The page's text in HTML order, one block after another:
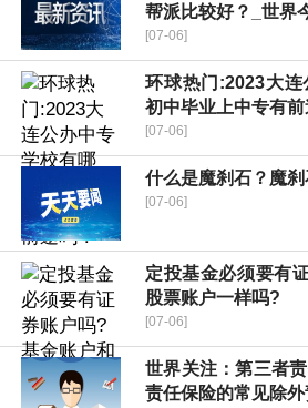
帮派比较好？_世界
[07-06]
环球热门:2023大连
初中毕业上中专有前
[07-06]
什么是魔刹石？魔
[07-06]
定投基金必须要有
股票账户一样吗?
[07-06]
世界关注：第三者
责任保险的常见除外